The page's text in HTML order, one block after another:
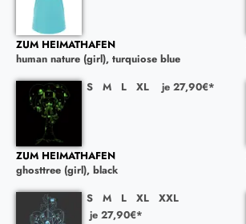
ZUM HEIMATHAFEN
human nature (girl), turquiose blue
S M L XL je 27,90€*
ZUM HEIMATHAFEN
ghosttree (girl), black
S M L XL
XXL
je 27,90€*